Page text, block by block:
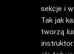
sekcje i
Tak jak
tworzą